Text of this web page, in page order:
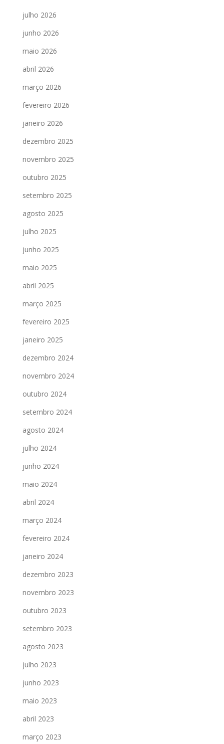
julho 2026
junho 2026
maio 2026
abril 2026
março 2026
fevereiro 2026
janeiro 2026
dezembro 2025
novembro 2025
outubro 2025
setembro 2025
agosto 2025
julho 2025
junho 2025
maio 2025
abril 2025
março 2025
fevereiro 2025
janeiro 2025
dezembro 2024
novembro 2024
outubro 2024
setembro 2024
agosto 2024
julho 2024
junho 2024
maio 2024
abril 2024
março 2024
fevereiro 2024
janeiro 2024
dezembro 2023
novembro 2023
outubro 2023
setembro 2023
agosto 2023
julho 2023
junho 2023
maio 2023
abril 2023
março 2023